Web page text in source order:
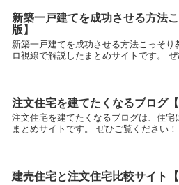
新築一戸建てを成功させる方法
版】
新築一戸建てを成功させる方法こっそ
ロ視線で解説したまとめサイトです。
注文住宅を建てたくなるブログ【
注文住宅を建てたくなるブログは、住宅
まとめサイトです。 ぜひご覧ください
建売住宅と注文住宅比較サイト【